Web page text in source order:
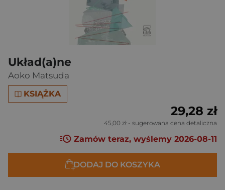
Układ(a)ne
Aoko Matsuda
KSIĄŻKA
29,28 zł
45,00 zł - sugerowana cena detaliczna
Zamów teraz, wyślemy 2026-08-11
DODAJ DO KOSZYKA